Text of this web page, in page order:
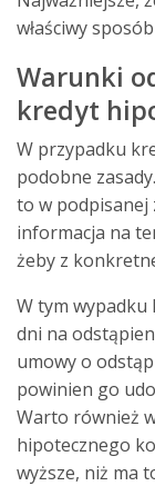
właściwy
Warunki
kredyt
W przypadku
podobne
to w podpisanej
informacja na
żeby z
W tym
dni na
umowy o
powinien go
Warto również
hipotecznego
wyższe, niż ma